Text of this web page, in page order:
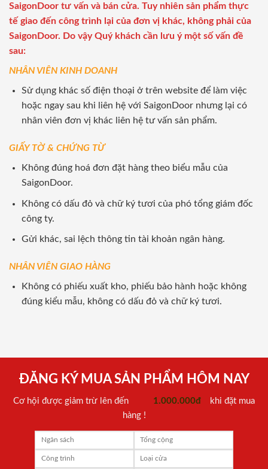
SaigonDoor tư vấn và bán cửa. Tuy nhiên sản phẩm thực
tế giao đến công trình lại của đơn vị khác, không phải của
SaigonDoor. Do vậy Quý khách cần lưu ý một số vấn đề
sau:
NHÂN VIÊN KINH DOANH
Sử dụng khác số điện thoại ở trên website để làm việc
hoặc ngay sau khi liên hệ với SaigonDoor nhưng lại có
nhân viên đơn vị khác liên hệ tư vấn sản phẩm.
GIẤY TỜ & CHỨNG TỪ
Không đúng hoá đơn đặt hàng theo biểu mẫu của
SaigonDoor.
Không có dấu đỏ và chữ ký tươi của phó tổng giám đốc
công ty.
Gửi khác, sai lệch thông tin tài khoản ngân hàng.
NHÂN VIÊN GIAO HÀNG
Không có phiếu xuất kho, phiếu bảo hành hoặc không
đúng kiểu mẫu, không có dấu đỏ và chữ ký tươi.
ĐĂNG KÝ MUA SẢN PHẨM HÔM NAY
Cơ hội được giảm trừ lên đến 1.000.000đ
khi đặt mua
hàng !